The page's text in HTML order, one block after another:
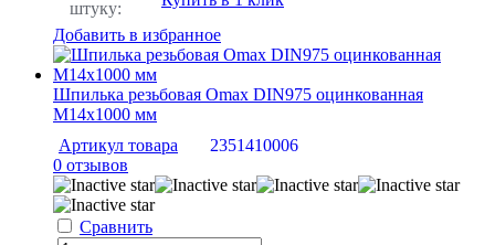
штуку:
Добавить в избранное
Шпилька резьбовая Omax DIN975 оцинкованная
М14х1000 мм
Артикул товара
2351410006
0 отзывов
Сравнить